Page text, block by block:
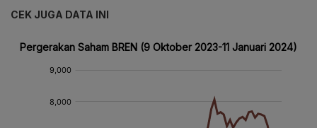
CEK JUGA DATA INI